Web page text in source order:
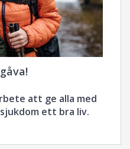
att ge alla med
ett bra liv.